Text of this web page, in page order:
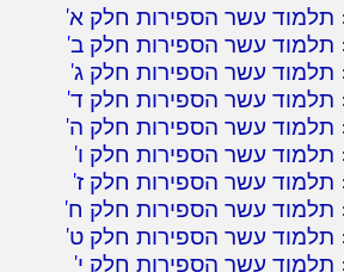
תלמוד עשר הספירות חלק א'
תלמוד עשר הספירות חלק ב'
תלמוד עשר הספירות חלק ג'
תלמוד עשר הספירות חלק ד'
תלמוד עשר הספירות חלק ה'
תלמוד עשר הספירות חלק ו'
תלמוד עשר הספירות חלק ז'
תלמוד עשר הספירות חלק ח'
תלמוד עשר הספירות חלק ט'
תלמוד עשר הספירות חלק י'